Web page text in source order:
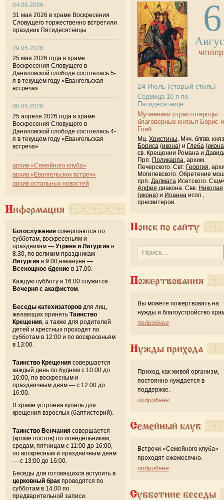
04.06.2026
31 мая 2026 в храме Воскресения
Словущего торжественно встретили
праздник Пятидесятницы
29.05.2026
25 мая 2026 года в храме
Воскресения Словущего в
Даниловской слободе состоялась 5-
я в текущем году «Евангельская
встреча»
06.05.2026
25 апреля 2026 года в храме
Воскресения Словущего в
Даниловской слободе состоялась 4-
я в текущем году «Евангельская
встреча»
архив «Семейного клуба»
архив «Евангельских встреч»
архив остальных новостей
Информация
Богослужения совершаются по
субботам, воскресеньям и
праздникам — Утреня и Литургия в
8.30, по великим праздникам —
Литургия в 9.00,накануне —
Всенощное бдение в 17.00.
Каждую субботу в 16.00 служится
Вечерня с акафистом
Беседы катехизаторов для лиц,
желающих принять Таинство
Крещения , а также для родителей
детей и крестных проходят по
субботам в 12:00 и по воскресеньям
в 13:00.
Таинство Крещения совершается
каждый день по будням с 10.00 до
16:00, по воскресным и
праздничным дням — с 12.00 до
16:00.
В храме устроена купель для
крещения взрослых (баптистерий).
Таинство Венчания совершается
(кроме постов) по понедельникам,
средам, пятницам с 11:00 до 16:00,
по воскресным и праздничным дням
— с 13:00 до 16:00.
Беседы для готовящихся вступить в
церковный брак проводятся по
субботам в 14.00 по
предварительной записи.
6
24 Июль (старый стиль)
Седмица 10-я по
Пятидесятнице.
Мученники страстотерпцы
благоверные князья Борис и
Глеб.
Мц. Христины . Мчч. блгвв.
Бориса (икона) и Глеба (икона
св. Крещении Романа и
Прп. Поликарпа , архим.
Печерского. Свт. Георгия ,
Могилевского. Обретение
прп. Далмата Исетского.
Алфея диакона. Свв. Николая
(икона) и Иоанна испп.,
пресвитеров.
Поиск по сайту
Пожертвования
Вы можете пожертвовать на
нужды и благоустройство
подробнее
Нужды прихода
Приход, как живой организм,
постоянно нуждается в
поддержке.
подробнее
Семейный клуб
Встречи «Семейного клуба»
проходят ежемесячно.
подробнее
Субботние беседы